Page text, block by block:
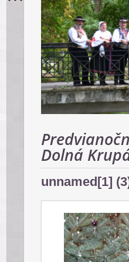
Dolná
unnamed[1]